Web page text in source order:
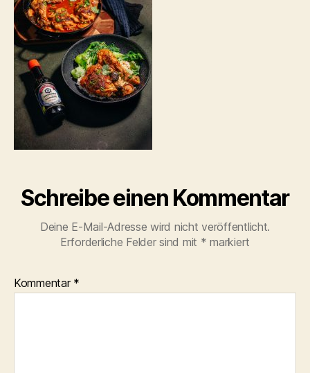
Schreibe einen Kommentar
Deine E-Mail-Adresse wird nicht veröffentlicht.
Erforderliche Felder sind mit * markiert
Kommentar *